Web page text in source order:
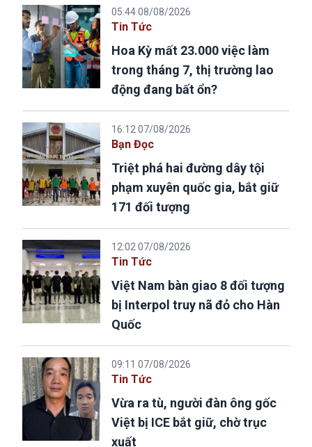
05:44 08/08/2026
Tin Tức
Hoa Kỳ mất 23.000 việc làm
trong tháng 7, thị trường lao
động đang bất ổn?
16:12 07/08/2026
Bạn Đọc
Triệt phá hai đường dây tội
phạm xuyên quốc gia, bắt giữ
171 đối tượng
12:02 07/08/2026
Tin Tức
Việt Nam bàn giao 8 đối tượng
bị Interpol truy nã đỏ cho Hàn
Quốc
09:11 07/08/2026
Tin Tức
Vừa ra tù, người đàn ông gốc
Việt bị ICE bắt giữ, chờ trục
xuất